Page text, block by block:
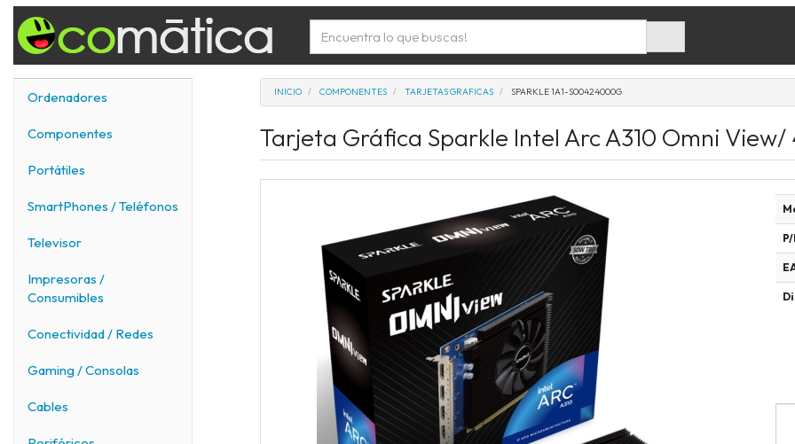
Ordenadores
Componentes
Portátiles
SmartPhones / Teléfonos
Televisor
Impresoras /
Consumibles
Conectividad / Redes
Gaming / Consolas
Cables
INICIO COMPONENTES TARJETAS GRAFICAS SPARKLE 1A1-S00424000G
Tarjeta Gráfica Sparkle Intel Arc A310 Omni View/